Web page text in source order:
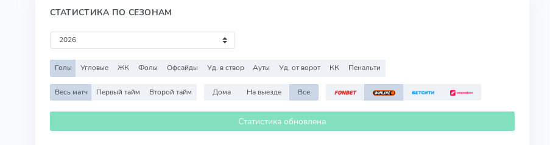
СТАТИСТИКА ПО СЕЗОНАМ
Голы Угловые ЖК Фолы Офсайды Уд. в створ Ауты Уд. от ворот КК Пенальти
Весь матч Первый тайм Второй тайм Дома На выезде Все
Статистика обновлена